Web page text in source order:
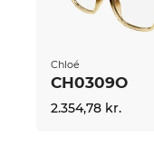
i andre
Chloé
CH0309O
2.354,78 kr.